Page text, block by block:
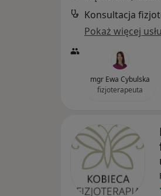
Konsultacja
Pokaż więcej
mgr Ewa Cybulska
fizjoterapeuta